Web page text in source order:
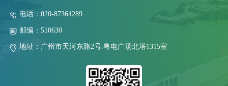
电话：020-87364289
邮编：510630
地址：广州市天河东路2号.粤电广场北塔1315室